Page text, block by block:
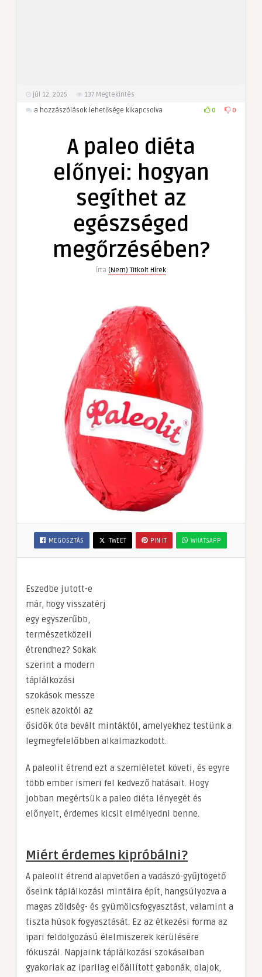
júl 12, 2025 137 Megtekintés
A
segíthet
bejegyzéshez
a hozzászólások lehetősége kikapcsolva 0 0
A paleo diéta
előnyei: hogyan
segíthet az
egészséged
megőrzésében?
Írta (Nem) Titkolt Hírek
MEGOSZTÁS TWEET PIN IT WHATSAPP
Eszedbe jutott-e
már, hogy visszatérj
egy egyszerűbb,
természetközeli
étrendhez? Sokak
szerint a modern
táplálkozási
szokások messze
esnek azoktól az
ősidők óta bevált mintáktól, amelyekhez testünk a
legmegfelelőbben alkalmazkodott.
A paleolit étrend ezt a szemléletet követi, és egyre
több ember ismeri fel kedvező hatásait. Hogy
jobban megértsük a paleo diéta lényegét és
előnyeit, érdemes kicsit elmélyedni benne.
Miért érdemes kipróbálni?
A paleolit étrend alapvetően a vadászó-gyűjtögető
őseink táplálkozási mintáira épít, hangsúlyozva a
magas zöldség- és gyümölcsfogyasztást, valamint a
tiszta húsok fogyasztását. Ez az étkezési forma az
ipari feldolgozású élelmiszerek kerülésére
fókuszál. Napjaink táplálkozási szokásaiban
gyakoriak az iparilag előállított gabonák, olajok,